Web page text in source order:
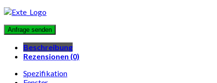
Beschreibung
Rezensionen (0)
Spezifikation